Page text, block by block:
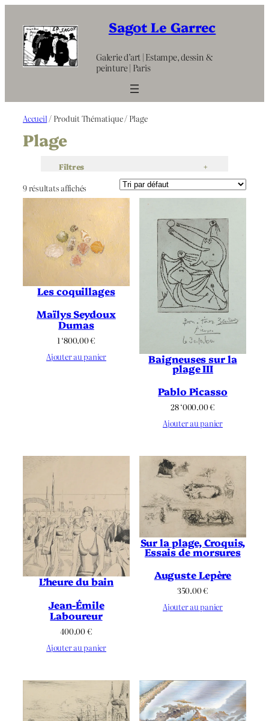
contenu
Sagot Le Garrec
Galerie d’art | Estampe, dessin &
peinture | Paris
Accueil / Produit Thématique / Plage
Plage
Filtres +
9 résultats affichés
Les coquillages
Maïlys Seydoux
Dumas
1 ‘800.00€
Ajouter au panier
Baigneuses sur la
plage III
Pablo Picasso
28 ‘000.00€
Ajouter au panier
L’heure du bain
Jean-Émile
Laboureur
400.00€
Ajouter au panier
Sur la plage, Croquis,
Essais de morsures
Auguste Lepère
350.00€
Ajouter au panier